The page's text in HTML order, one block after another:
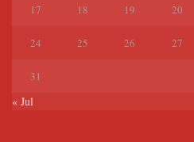
17 18 19 20
24 25 26 27
31
« Jul